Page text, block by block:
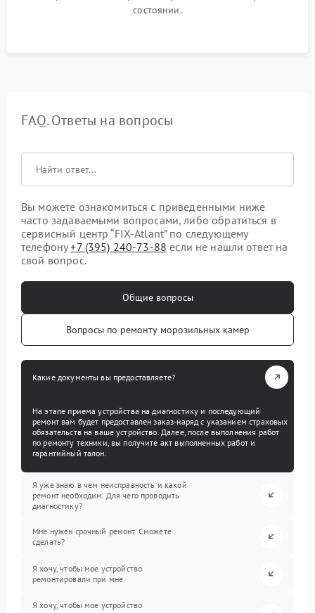
состоянии.
FAQ. Ответы на вопросы
Вы можете ознакомиться с приведенными ниже
часто задаваемыми вопросами, либо обратиться в
сервисный центр “FIX-Atlant” по следующему
телефону+7 (395) 240-73-88 если не нашли ответ на
свой вопрос.
Общие вопросы
Вопросы по ремонту морозильных камер
Какие документы вы предоставляете?
На этапе приема устройства на диагностику и последующий
ремонт вам будет предоставлен заказ-наряд с указанием страховых
обязательств на ваше устройство. Далее, после выполнения работ
по ремонту техники, вы получите акт выполненных работ и
гарантийный талон.
Я уже знаю в чем неисправность и какой
ремонт необходим. Для чего проводить
диагностику?
Мне нужен срочный ремонт. Сможете
сделать?
Я хочу, чтобы мое устройство
ремонтировали при мне.
Я хочу, чтобы мое устройство